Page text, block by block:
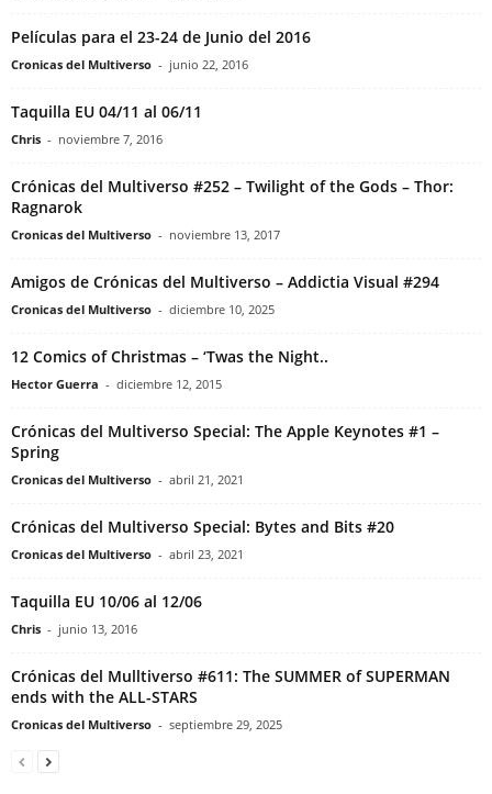
Películas para el 23-24 de Junio del 2016
Cronicas del Multiverso - junio 22, 2016
Taquilla EU 04/11 al 06/11
Chris - noviembre 7, 2016
Crónicas del Multiverso #252 – Twilight of the Gods – Thor:
Ragnarok
Cronicas del Multiverso - noviembre 13, 2017
Amigos de Crónicas del Multiverso – Addictia Visual #294
Cronicas del Multiverso - diciembre 10, 2025
12 Comics of Christmas – ‘Twas the Night..
Hector Guerra - diciembre 12, 2015
Crónicas del Multiverso Special: The Apple Keynotes #1 –
Spring
Cronicas del Multiverso - abril 21, 2021
Crónicas del Multiverso Special: Bytes and Bits #20
Cronicas del Multiverso - abril 23, 2021
Taquilla EU 10/06 al 12/06
Chris - junio 13, 2016
Crónicas del Mulltiverso #611: The SUMMER of SUPERMAN
ends with the ALL-STARS
Cronicas del Multiverso - septiembre 29, 2025